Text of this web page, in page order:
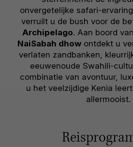
onvergetelijke safari-
verruilt u de bush voor de
Archipelago. Aan boord
NaiSabah dhowontdekt u
verlaten zandbanken,
eeuwenoude Swahili-
combinatie van avontuur,
u het veelzijdige Kenia
allermooist.